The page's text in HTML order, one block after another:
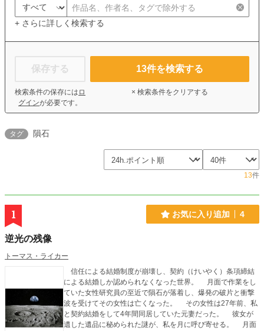
+ さらに詳しく検索する
保存する
検索条件の保存には ロ
グインが必要です。
13件を検索する
× 検索条件をクリアする
タグ 隕石
13件
1 お気に入り追加 4
逆光の残像
トーマス・ライカー
信任による結婚制度が崩壊し、契約（けいやく）条項締結
による結婚しか認められなくなった世界。 月面で作業をし
ていた女性研究員の至近で隕石が落着し、爆発の破片と衝撃
波を受けてその女性は亡くなった。 その女性は27年前、私
と契約結婚をして4年間同居していた元妻だった。 彼女が
遺した遺品に秘められた謎が、私を月に呼び寄せる。 月面